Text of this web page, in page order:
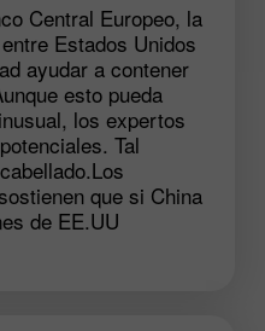
Central Europeo, la
Estados Unidos
ayudar a contener
esto pueda
los expertos
Tal
que si China
de EE.UU